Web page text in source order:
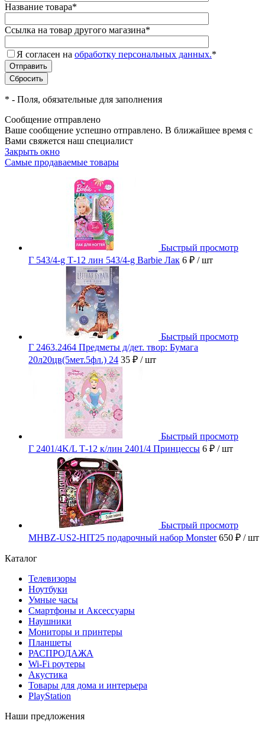
Название товара*
Ссылка на товар другого магазина*
Я согласен на обработку персональных данных.*
* - Поля, обязательные для заполнения
Сообщение отправлено
Ваше сообщение успешно отправлено. В ближайшее время с
Вами свяжется наш специалист
Закрыть окно
Самые продаваемые товары
Быстрый просмотр
Г 543/4-g Т-12 лин 543/4-g Barbie Лак 6 ₽ / шт
Быстрый просмотр
Г 2463.2464 Предметы д/дет. твор: Бумага
20л20цв(5мет.5фл.) 24 35 ₽ / шт
Быстрый просмотр
Г 2401/4K/L Т-12 к/лин 2401/4 Принцессы 6 ₽ / шт
Быстрый просмотр
MHBZ-US2-HIT25 подарочный набор Monster 650 ₽ / шт
Каталог
Телевизоры
Ноутбуки
Умные часы
Смартфоны и Аксессуары
Наушники
Мониторы и принтеры
Планшеты
РАСПРОДАЖА
Wi-Fi роутеры
Акустика
Товары для дома и интерьера
PlayStation
Наши предложения